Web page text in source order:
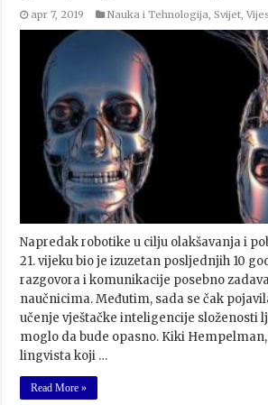
apr 7, 2019 Nauka i Tehnologija,Svijet,
Napredak robotike u cilju olakšavanja i
21. vijeku bio je izuzetan posljednjih 10
razgovora i komunikacije posebno
naučnicima. Međutim, sada se čak
učenje vještačke inteligencije složenosti
moglo da bude opasno. Kiki
lingvista koji …
Read More »